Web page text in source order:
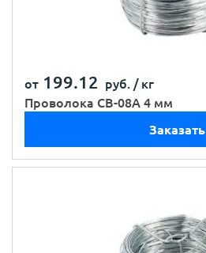
от 199.12 руб. / кг
Проволока СВ-08А 4 мм
Заказать